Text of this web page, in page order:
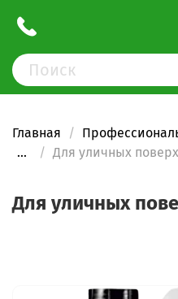
Главная
...
Для уличных
Для уличных